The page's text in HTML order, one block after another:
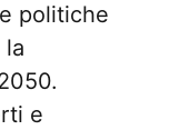
politiche
la
e